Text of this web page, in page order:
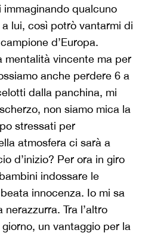
qualcuno
lui, così potrò vantarmi di
d’Europa.
mentalità vincente ma per
anche perdere 6 a
dalla panchina, mi
non siamo mica la
stressati per
atmosfera ci sarà a
d’inizio? Per ora in giro
indossare le
innocenza. Io mi sa
Tra l’altro
un vantaggio per la